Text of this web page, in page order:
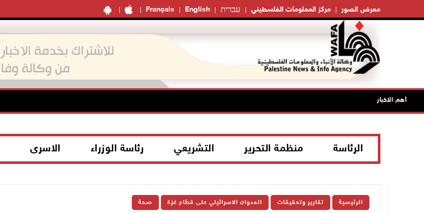
Français English עברית مركز المعلومات الفلسطيني معرض الصور
أهم الاخبار
الرئاسة منظمة التحرير التشريعي رئاسة الوزراء الاسرى
الرئيسية تقارير وتحقيقات العدوان الاسرائيلي على قطاع غزة صحة